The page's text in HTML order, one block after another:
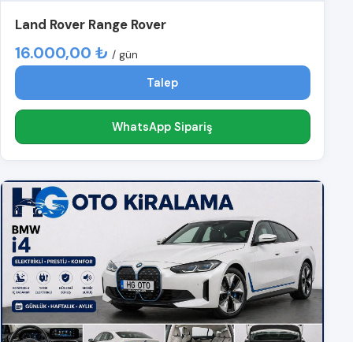
Land Rover Range Rover
16.000,00 ₺ / gün
Talep
WhatsApp Sipariş